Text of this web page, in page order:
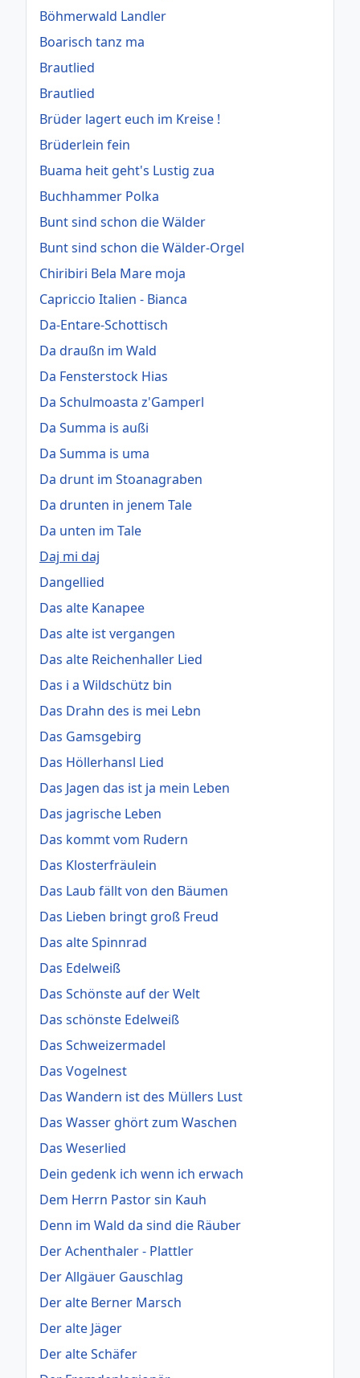
Böhmerwald Landler
Boarisch tanz ma
Brautlied
Brautlied
Brüder lagert euch im Kreise !
Brüderlein fein
Buama heit geht's Lustig zua
Buchhammer Polka
Bunt sind schon die Wälder
Bunt sind schon die Wälder-Orgel
Chiribiri Bela Mare moja
Capriccio Italien - Bianca
Da-Entare-Schottisch
Da draußn im Wald
Da Fensterstock Hias
Da Schulmoasta z'Gamperl
Da Summa is außi
Da Summa is uma
Da drunt im Stoanagraben
Da drunten in jenem Tale
Da unten im Tale
Daj mi daj
Dangellied
Das alte Kanapee
Das alte ist vergangen
Das alte Reichenhaller Lied
Das i a Wildschütz bin
Das Drahn des is mei Lebn
Das Gamsgebirg
Das Höllerhansl Lied
Das Jagen das ist ja mein Leben
Das jagrische Leben
Das kommt vom Rudern
Das Klosterfräulein
Das Laub fällt von den Bäumen
Das Lieben bringt groß Freud
Das alte Spinnrad
Das Edelweiß
Das Schönste auf der Welt
Das schönste Edelweiß
Das Schweizermadel
Das Vogelnest
Das Wandern ist des Müllers Lust
Das Wasser ghört zum Waschen
Das Weserlied
Dein gedenk ich wenn ich erwach
Dem Herrn Pastor sin Kauh
Denn im Wald da sind die Räuber
Der Achenthaler - Plattler
Der Allgäuer Gauschlag
Der alte Berner Marsch
Der alte Jäger
Der alte Schäfer